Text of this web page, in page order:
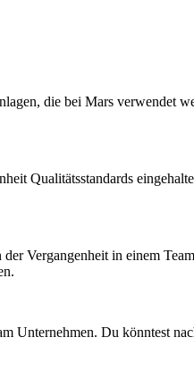
die bei Mars verwendet
Qualitätsstandards
Vergangenheit in einem
Unternehmen. Du könntest